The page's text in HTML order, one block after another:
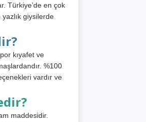
Türkiye’de en çok
giysilerde
kıyafet ve
%100
vardır ve
maddesidir.